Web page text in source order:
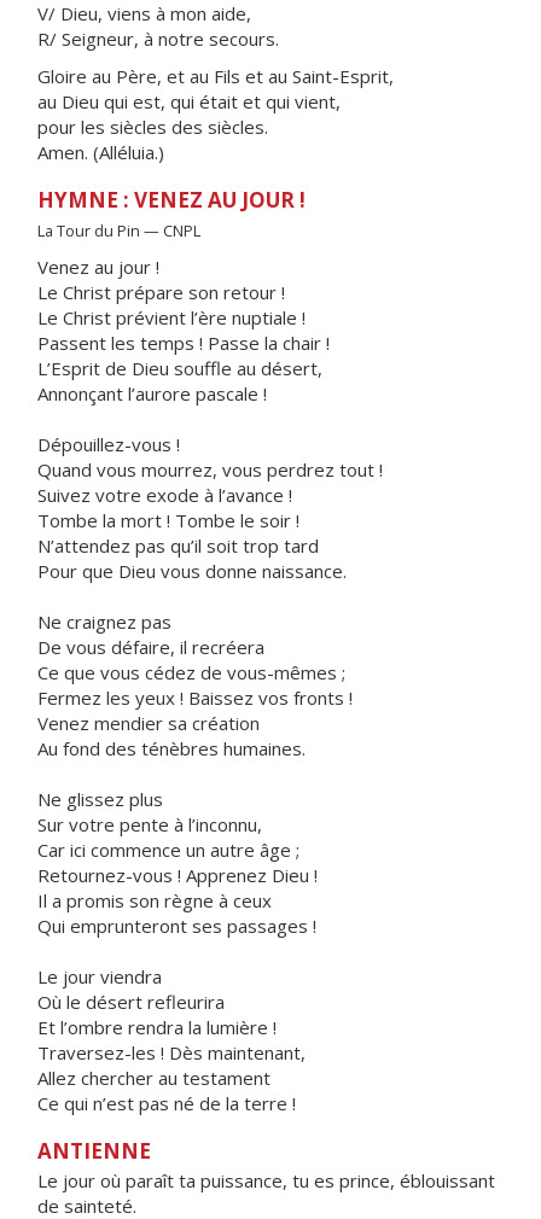
V/ Dieu, viens à mon aide,
R/ Seigneur, à notre secours.
Gloire au Père, et au Fils et au Saint-Esprit,
au Dieu qui est, qui était et qui vient,
pour les siècles des siècles.
Amen. (Alléluia.)
HYMNE : VENEZ AU JOUR !
La Tour du Pin — CNPL
Venez au jour !
Le Christ prépare son retour !
Le Christ prévient l’ère nuptiale !
Passent les temps ! Passe la chair !
L’Esprit de Dieu souffle au désert,
Annonçant l’aurore pascale !
Dépouillez-vous !
Quand vous mourrez, vous perdrez tout !
Suivez votre exode à l’avance !
Tombe la mort ! Tombe le soir !
N’attendez pas qu’il soit trop tard
Pour que Dieu vous donne naissance.
Ne craignez pas
De vous défaire, il recréera
Ce que vous cédez de vous-mêmes ;
Fermez les yeux ! Baissez vos fronts !
Venez mendier sa création
Au fond des ténèbres humaines.
Ne glissez plus
Sur votre pente à l’inconnu,
Car ici commence un autre âge ;
Retournez-vous ! Apprenez Dieu !
Il a promis son règne à ceux
Qui emprunteront ses passages !
Le jour viendra
Où le désert refleurira
Et l’ombre rendra la lumière !
Traversez-les ! Dès maintenant,
Allez chercher au testament
Ce qui n’est pas né de la terre !
ANTIENNE
Le jour où paraît ta puissance, tu es prince, éblouissant
de sainteté.